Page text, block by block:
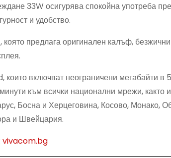
33W осигурява спокойна употреба
и удобство.
която предлага оригинален калъф,
които включват неограничени мегабайти
към всички национални мрежи, както
Босна и Херцеговина, Косово, Монако,
и Швейцария.
vivacom.bg